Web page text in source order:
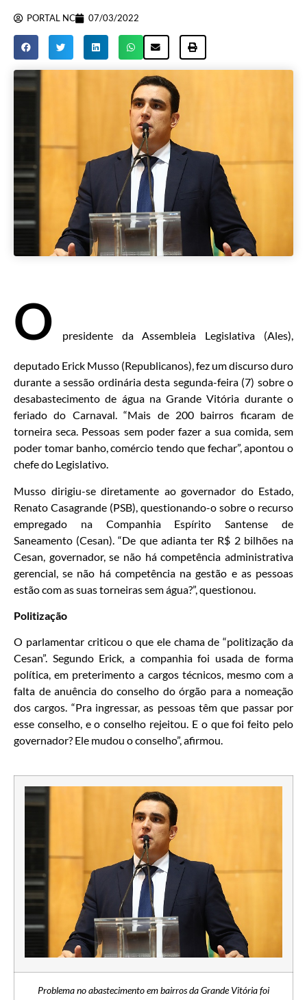
PORTAL NC 07/03/2022
O presidente da Assembleia Legislativa (Ales),
deputado Erick Musso (Republicanos), fez um discurso duro
durante a sessão ordinária desta segunda-feira (7) sobre o
desabastecimento de água na Grande Vitória durante o
feriado do Carnaval. “Mais de 200 bairros ficaram de
torneira seca. Pessoas sem poder fazer a sua comida, sem
poder tomar banho, comércio tendo que fechar”, apontou o
chefe do Legislativo.
Musso dirigiu-se diretamente ao governador do Estado,
Renato Casagrande (PSB), questionando-o sobre o recurso
empregado na Companhia Espírito Santense de
Saneamento (Cesan). “De que adianta ter R$ 2 bilhões na
Cesan, governador, se não há competência administrativa
gerencial, se não há competência na gestão e as pessoas
estão com as suas torneiras sem água?”, questionou.
Politização
O parlamentar criticou o que ele chama de “politização da
Cesan”. Segundo Erick, a companhia foi usada de forma
política, em preterimento a cargos técnicos, mesmo com a
falta de anuência do conselho do órgão para a nomeação
dos cargos. “Pra ingressar, as pessoas têm que passar por
esse conselho, e o conselho rejeitou. E o que foi feito pelo
governador? Ele mudou o conselho”, afirmou.
Problema no abastecimento em bairros da Grande Vitória foi